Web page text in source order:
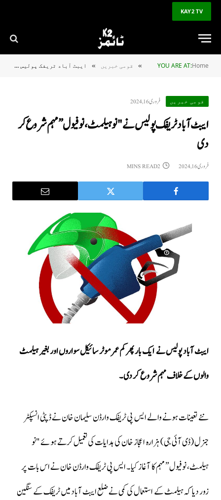
KAY2 TV
YOU ARE AT:Home
» قومی خبریں » ایبٹ آباد ٹریفک پولیس نے "نو ہیلمٹ، نو فیول” مہم شروع کر دی
قومی خبریں فروری 16, 2024
ایبٹ آباد ٹریفک پولیس نے "نو ہیلمٹ، نو فیول” مہم شروع کر
دی
فروری 16, 2024 2 MINS READ
ایبٹ آباد پولیس نے ایک بار پھر کم عمر موٹر سائیکل سواروں اور بغیر ہیلمٹ
والوں کے خلاف مہم شروع کر دی۔
نئے تعینات ہونے والے ایس پی ٹریفک وارڈن سلیمان خان نے ڈپٹی انسپکٹر
جنرل (ڈی آئی جی) ہزارہ اعجاز خان کی ہدایات کی تعمیل کرتے ہوئے "نو
ہیلمٹ، نو فیول” مہم کا آغاز کیا۔ ایس پی ٹریفک وارڈن خان نے اس بات پر
زور دیا کہ ہیلمٹ کے استعمال کی کمی نے ضلع ایبٹ آباد میں ٹریفک کے سنگین